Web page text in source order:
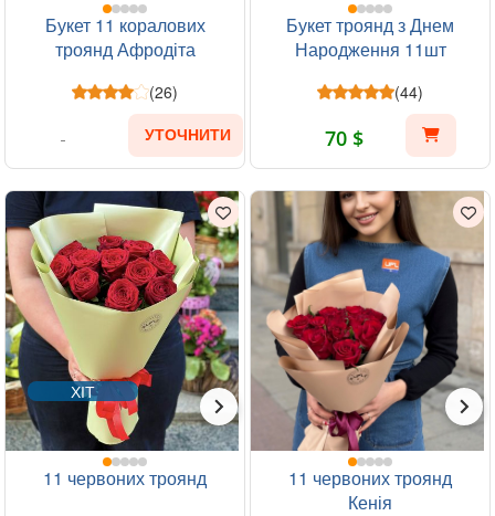
Букет 11 коралових
троянд Афродіта
(26)
УТОЧНИТИ
Букет троянд з Днем
Народження 11шт
(44)
70 $
ХІТ
11 червоних троянд
11 червоних троянд
Кенія